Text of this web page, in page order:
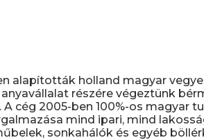
alapították holland magyar
részére végeztünk
cég 2005-ben 100%-os magyar
mind ipari, mind
sonkahálók és egyéb